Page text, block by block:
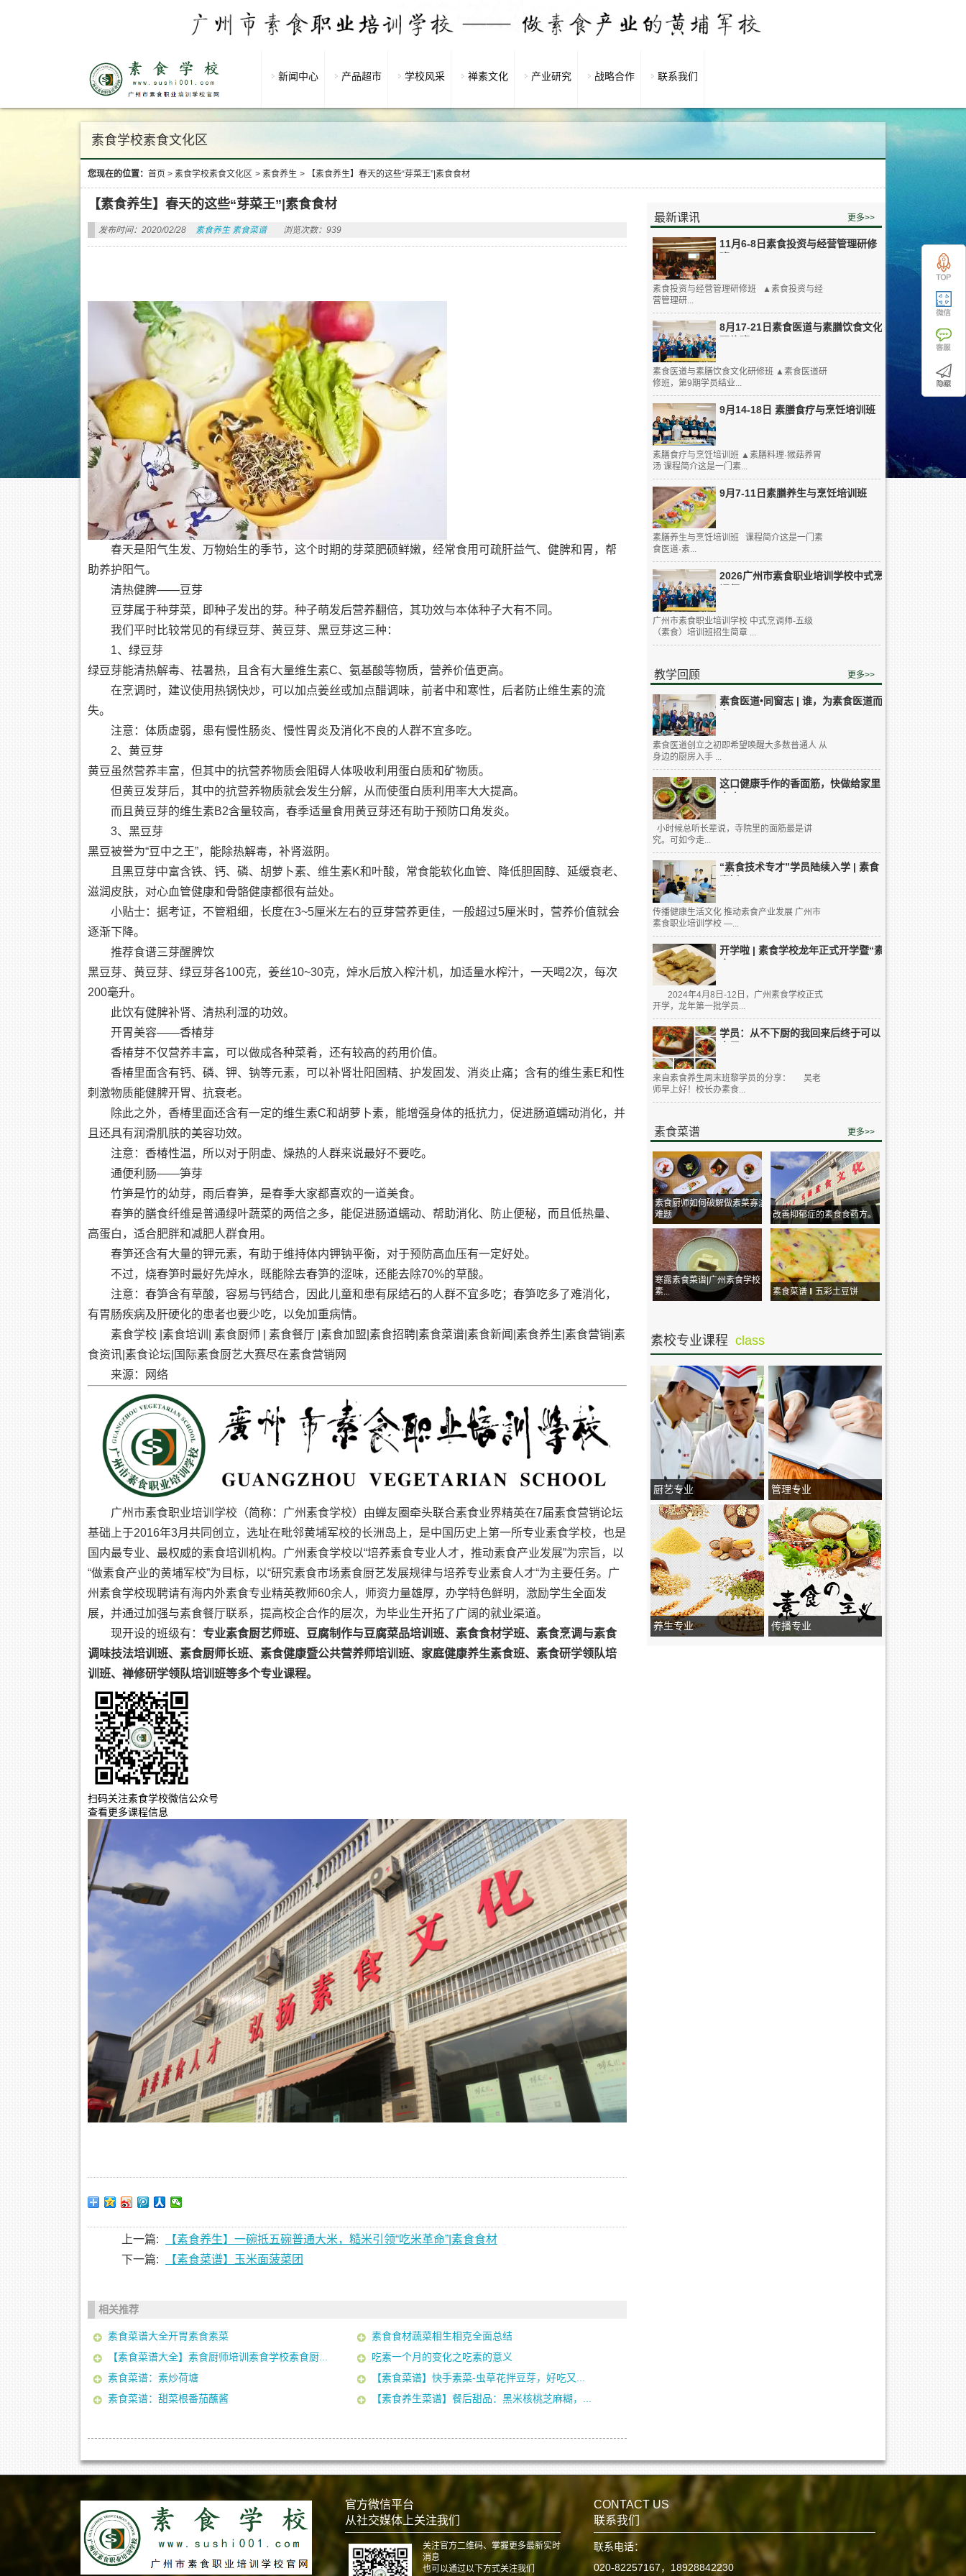
新闻中心 产品超市 学校风采 禅素文化 产业研究 战略合作 联系我们
素食学校素食文化区
您现在的位置： 首页 > 素食学校素食文化区 > 素食养生 > 【素食养生】春天的这些“芽菜王”|素食食材
最新课讯 更多>>
11月6-8日素食投资与经营管理研修
素食投资与经营管理研修班 ▲素食投资与经
营管理研...
8月17-21日素食医道与素膳饮食文化
研修班
素食医道与素膳饮食文化研修班 ▲素食医道研
修班，第9期学员结业...
9月14-18日 素膳食疗与烹饪培训班
素膳食疗与烹饪培训班 ▲素膳料理·猴菇养胃
汤 课程简介这是一门素...
9月7-11日素膳养生与烹饪培训班
素膳养生与烹饪培训班 课程简介这是一门素
食医道·素...
2026广州市素食职业培训学校中式烹
广州市素食职业培训学校 中式烹调师-五级
（素食）培训班招生简章 ...
教学回顾 更多>>
素食医道•同窗志 | 谁，为素食医道而
素食医道创立之初即希望唤醒大多数普通人 从
身边的厨房入手 ...
这口健康手作的香面筋，快做给家里
小时候总听长辈说，寺院里的面筋最是讲
究。可如今走...
“素食技术专才”学员陆续入学 | 素食
传播健康生活文化 推动素食产业发展 广州市
素食职业培训学校 —...
开学啦 | 素食学校龙年正式开学暨“素
食...
2024年4月8日-12日，广州素食学校正式
开学，龙年第一批学员...
学员：从不下厨的我回来后终于可以
来自素食养生周末班黎学员的分享： 吴老
师早上好！校长办素食...
素食菜谱 更多>>
素食厨师如何破解做素菜寡淡
难题
改善抑郁症的素食食药方。
寒露素食菜谱|广州素食学校
素...
素食菜谱 ‖ 五彩土豆饼
素校专业课程 class
厨艺专业 管理专业
养生专业 传播专业
【素食养生】春天的这些“芽菜王”|素食食材
发布时间：2020/02/28 素食养生 素食菜谱 浏览次数：939
春天是阳气生发、万物始生的季节，这个时期的芽菜肥硕鲜嫩，经常食用可疏肝益气、健脾和胃，帮
助养护阳气。
清热健脾——豆芽
豆芽属于种芽菜，即种子发出的芽。种子萌发后营养翻倍，其功效与本体种子大有不同。
我们平时比较常见的有绿豆芽、黄豆芽、黑豆芽这三种：
1、绿豆芽
绿豆芽能清热解毒、祛暑热，且含有大量维生素C、氨基酸等物质，营养价值更高。
在烹调时，建议使用热锅快炒，可以加点姜丝或加点醋调味，前者中和寒性，后者防止维生素的流
失。
注意：体质虚弱，患有慢性肠炎、慢性胃炎及消化不良的人群不宜多吃。
2、黄豆芽
黄豆虽然营养丰富，但其中的抗营养物质会阻碍人体吸收利用蛋白质和矿物质。
但黄豆发芽后，其中的抗营养物质就会发生分解，从而使蛋白质利用率大大提高。
而且黄豆芽的维生素B2含量较高，春季适量食用黄豆芽还有助于预防口角发炎。
3、黑豆芽
黑豆被誉为“豆中之王”，能除热解毒，补肾滋阴。
且黑豆芽中富含铁、钙、磷、胡萝卜素、维生素K和叶酸，常食能软化血管、降低胆固醇、延缓衰老、
滋润皮肤，对心血管健康和骨骼健康都很有益处。
小贴士：据考证，不管粗细，长度在3~5厘米左右的豆芽营养更佳，一般超过5厘米时，营养价值就会
逐渐下降。
推荐食谱三芽醒脾饮
黑豆芽、黄豆芽、绿豆芽各100克，姜丝10~30克，焯水后放入榨汁机，加适量水榨汁，一天喝2次，每次
200毫升。
此饮有健脾补肾、清热利湿的功效。
开胃美容——香椿芽
香椿芽不仅营养丰富，可以做成各种菜肴，还有较高的药用价值。
香椿里面含有钙、磷、钾、钠等元素，可以补肾壮阳固精、护发固发、消炎止痛；含有的维生素E和性
刺激物质能健脾开胃、抗衰老。
除此之外，香椿里面还含有一定的维生素C和胡萝卜素，能增强身体的抵抗力，促进肠道蠕动消化，并
且还具有润滑肌肤的美容功效。
注意：香椿性温，所以对于阴虚、燥热的人群来说最好不要吃。
通便利肠——笋芽
竹笋是竹的幼芽，雨后春笋，是春季大家都喜欢的一道美食。
春笋的膳食纤维是普通绿叶蔬菜的两倍之多，能促进肠道蠕动、帮助消化、防止便秘，而且低热量、
高蛋白，适合肥胖和减肥人群食用。
春笋还含有大量的钾元素，有助于维持体内钾钠平衡，对于预防高血压有一定好处。
不过，烧春笋时最好先焯水，既能除去春笋的涩味，还能去除70%的草酸。
注意：春笋含有草酸，容易与钙结合，因此儿童和患有尿结石的人群不宜多吃；春笋吃多了难消化，
有胃肠疾病及肝硬化的患者也要少吃，以免加重病情。
素食学校 |素食培训| 素食厨师 | 素食餐厅 |素食加盟|素食招聘|素食菜谱|素食新闻|素食养生|素食营销|素
食资讯|素食论坛|国际素食厨艺大赛尽在素食营销网
来源：网络
广州市素食职业培训学校（简称：广州素食学校）由蝉友圈牵头联合素食业界精英在7届素食营销论坛
基础上于2016年3月共同创立，选址在毗邻黄埔军校的长洲岛上，是中国历史上第一所专业素食学校，也是
国内最专业、最权威的素食培训机构。广州素食学校以“培养素食专业人才，推动素食产业发展”为宗旨，以
“做素食产业的黄埔军校”为目标，以“研究素食市场素食厨艺发展规律与培养专业素食人才“为主要任务。广
州素食学校现聘请有海内外素食专业精英教师60余人，师资力量雄厚，办学特色鲜明，激励学生全面发
展，并通过加强与素食餐厅联系，提高校企合作的层次，为毕业生开拓了广阔的就业渠道。
现开设的班级有： 专业素食厨艺师班、豆腐制作与豆腐菜品培训班、素食食材学班、素食烹调与素食
调味技法培训班、素食厨师长班、素食健康暨公共营养师培训班、家庭健康养生素食班、素食研学领队培
训班、禅修研学领队培训班等多个专业课程。
扫码关注素食学校微信公众号
查看更多课程信息
上一篇:
【素食养生】一碗抵五碗普通大米，糙米引领“吃米革命”|素食食材
下一篇:
【素食菜谱】玉米面菠菜团
相关推荐
素食菜谱大全开胃素食素菜
素食食材蔬菜相生相克全面总结
【素食菜谱大全】素食厨师培训素食学校素食厨...
吃素一个月的变化之吃素的意义
素食菜谱：素炒荷塘
【素食菜谱】快手素菜-虫草花拌豆芽，好吃又...
素食菜谱：甜菜根番茄蘸酱
【素食养生菜谱】餐后甜品：黑米核桃芝麻糊，...
官方微信平台
从社交媒体上关注我们
关注官方二维码、掌握更多最新实时
消息
也可以通过以下方式关注我们
CONTACT US
联系我们
联系电话：
020-82257167，18928842230